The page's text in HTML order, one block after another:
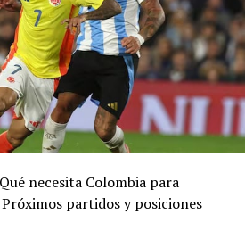
28 puntos para asegurar su
cuatro puestos o al menos
los dos cupos adicionales, los
ahora podrían clasificar de
aproximadamente 24
la posibilidad de asegurar el
en el Mundial de 2026.
en cuenta que actualmente la
necesita Colombia para
partidos y posiciones